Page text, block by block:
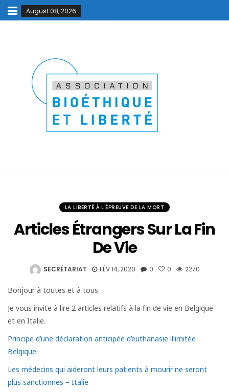
August 08, 2026
LA LIBERTÉ À L'ÉPREUVE DE LA MORT
Articles Étrangers Sur La Fin
De Vie
SECRÉTARIAT FÉV 14, 2020 0 0 2270
Bonjour à toutes et à tous
Je vous invite à lire 2 articles relatifs à la fin de vie en Belgique
et en Italie.
Principe d’une déclaration anticipée d’euthanasie illimitée
Belgique
Les médecins qui aideront leurs patients à mourir ne seront
plus sanctionnes – Italie